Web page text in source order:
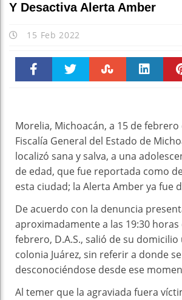
Y Desactiva Alerta Amber
15 Feb 2022
Morelia, Michoacán, a 15 de febrero
Fiscalía General del Estado de
localizó sana y salva, a una
de edad, que fue reportada como
esta ciudad; la Alerta Amber ya fue
De acuerdo con la denuncia
aproximadamente a las 19:30
febrero, D.A.S., salió de su
colonia Juárez, sin referir a donde
desconociéndose desde ese
Al temer que la agraviada fuera